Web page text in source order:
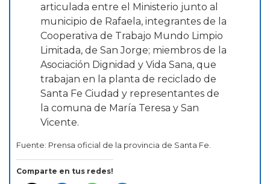
articulada entre el Ministerio junto al
municipio de Rafaela, integrantes de la
Cooperativa de Trabajo Mundo Limpio
Limitada, de San Jorge; miembros de la
Asociación Dignidad y Vida Sana, que
trabajan en la planta de reciclado de
Santa Fe Ciudad y representantes de
la comuna de María Teresa y San
Vicente.
Fuente: Prensa oficial de la provincia de Santa Fe.
Comparte en tus redes!